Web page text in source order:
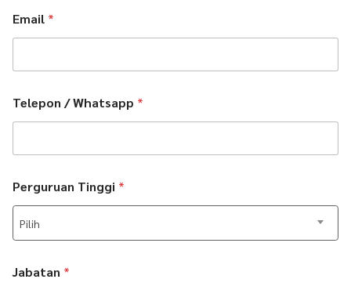
Email *
Telepon / Whatsapp *
Perguruan Tinggi *
Pilih
Jabatan *